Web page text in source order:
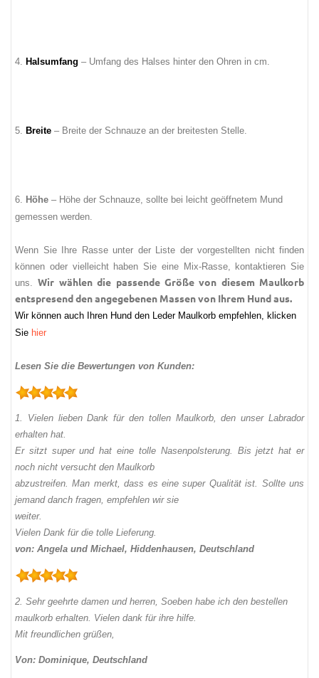
4. Halsumfang – Umfang des Halses hinter den Ohren in cm.
5. Breite – Breite der Schnauze an der breitesten Stelle.
6. Höhe – Höhe der Schnauze, sollte bei leicht geöffnetem Mund
gemessen werden.
Wenn Sie Ihre Rasse unter der Liste der vorgestellten nicht finden
können oder vielleicht haben Sie eine Mix-Rasse, kontaktieren Sie
uns.Wir wählen die passende Größe von diesem Maulkorb
entspresend den angegebenen Massen von Ihrem Hund aus.
Wir können auch Ihren Hund den Leder Maulkorb empfehlen, klicken
Sie hier
Lesen Sie die Bewertungen von Kunden:
1. Vielen lieben Dank für den tollen Maulkorb, den unser Labrador
erhalten hat.
Er sitzt super und hat eine tolle Nasenpolsterung. Bis jetzt hat er
noch nicht versucht den Maulkorb
abzustreifen. Man merkt, dass es eine super Qualität ist. Sollte uns
jemand danch fragen, empfehlen wir sie
weiter.
Vielen Dank für die tolle Lieferung.
von: Angela und Michael, Hiddenhausen, Deutschland
2. Sehr geehrte damen und herren, Soeben habe ich den bestellen
maulkorb erhalten. Vielen dank für ihre hilfe.
Mit freundlichen grüßen,
Von: Dominique, Deutschland